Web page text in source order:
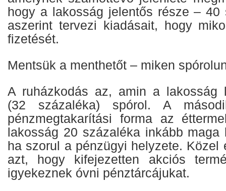
hogy a lakosság jelentős része – 40
aszerint tervezi kiadásait, hogy
fizetését.
Mentsük a menthetőt – miken
A ruházkodás az, amin a lakosság
(32 százaléka) spórol. A
pénzmegtakarítási forma az
lakosság 20 százaléka inkább
ha szorul a pénzügyi helyzete. Közel
azt, hogy kifejezetten akciós
igyekeznek óvni pénztárcájukat.